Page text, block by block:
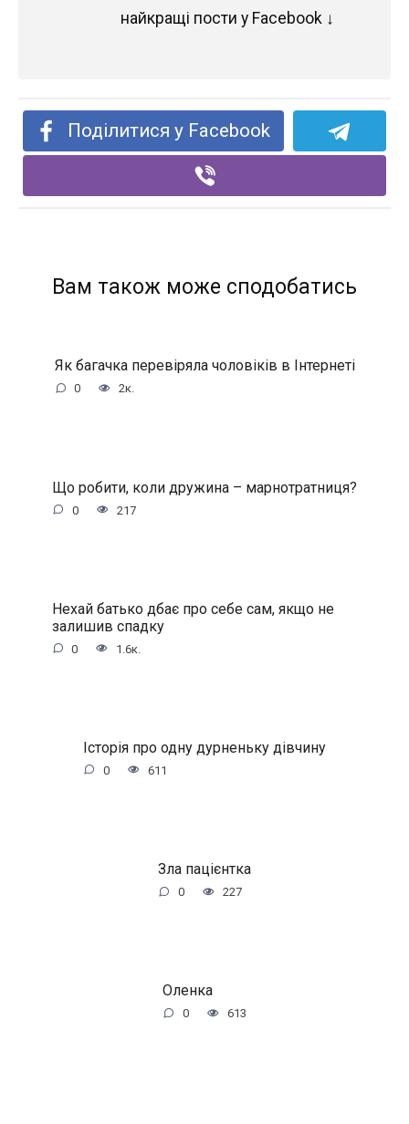
найкращі пости у Facebook ↓
Поділитися у Facebook
Вам також може сподобатись
Як багачка перевіряла чоловіків в Інтернеті
0 2к.
Що робити, коли дружина – марнотратниця?
0 217
Нехай батько дбає про себе сам, якщо не
залишив спадку
0 1.6к.
Історія про одну дурненьку дівчину
0 611
Зла пацієнтка
0 227
Оленка
0 613